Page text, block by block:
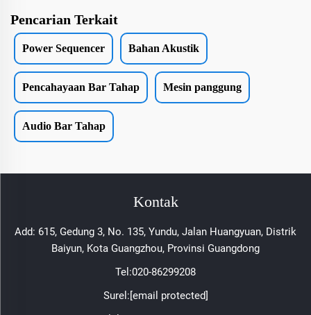
Pencarian Terkait
Power Sequencer Bahan Akustik
Pencahayaan Bar Tahap Mesin panggung
Audio Bar Tahap
Kontak
Add: 615, Gedung 3, No. 135, Yundu, Jalan Huangyuan, Distrik
Baiyun, Kota Guangzhou, Provinsi Guangdong
Tel:020-86299208
Surel:[email protected]